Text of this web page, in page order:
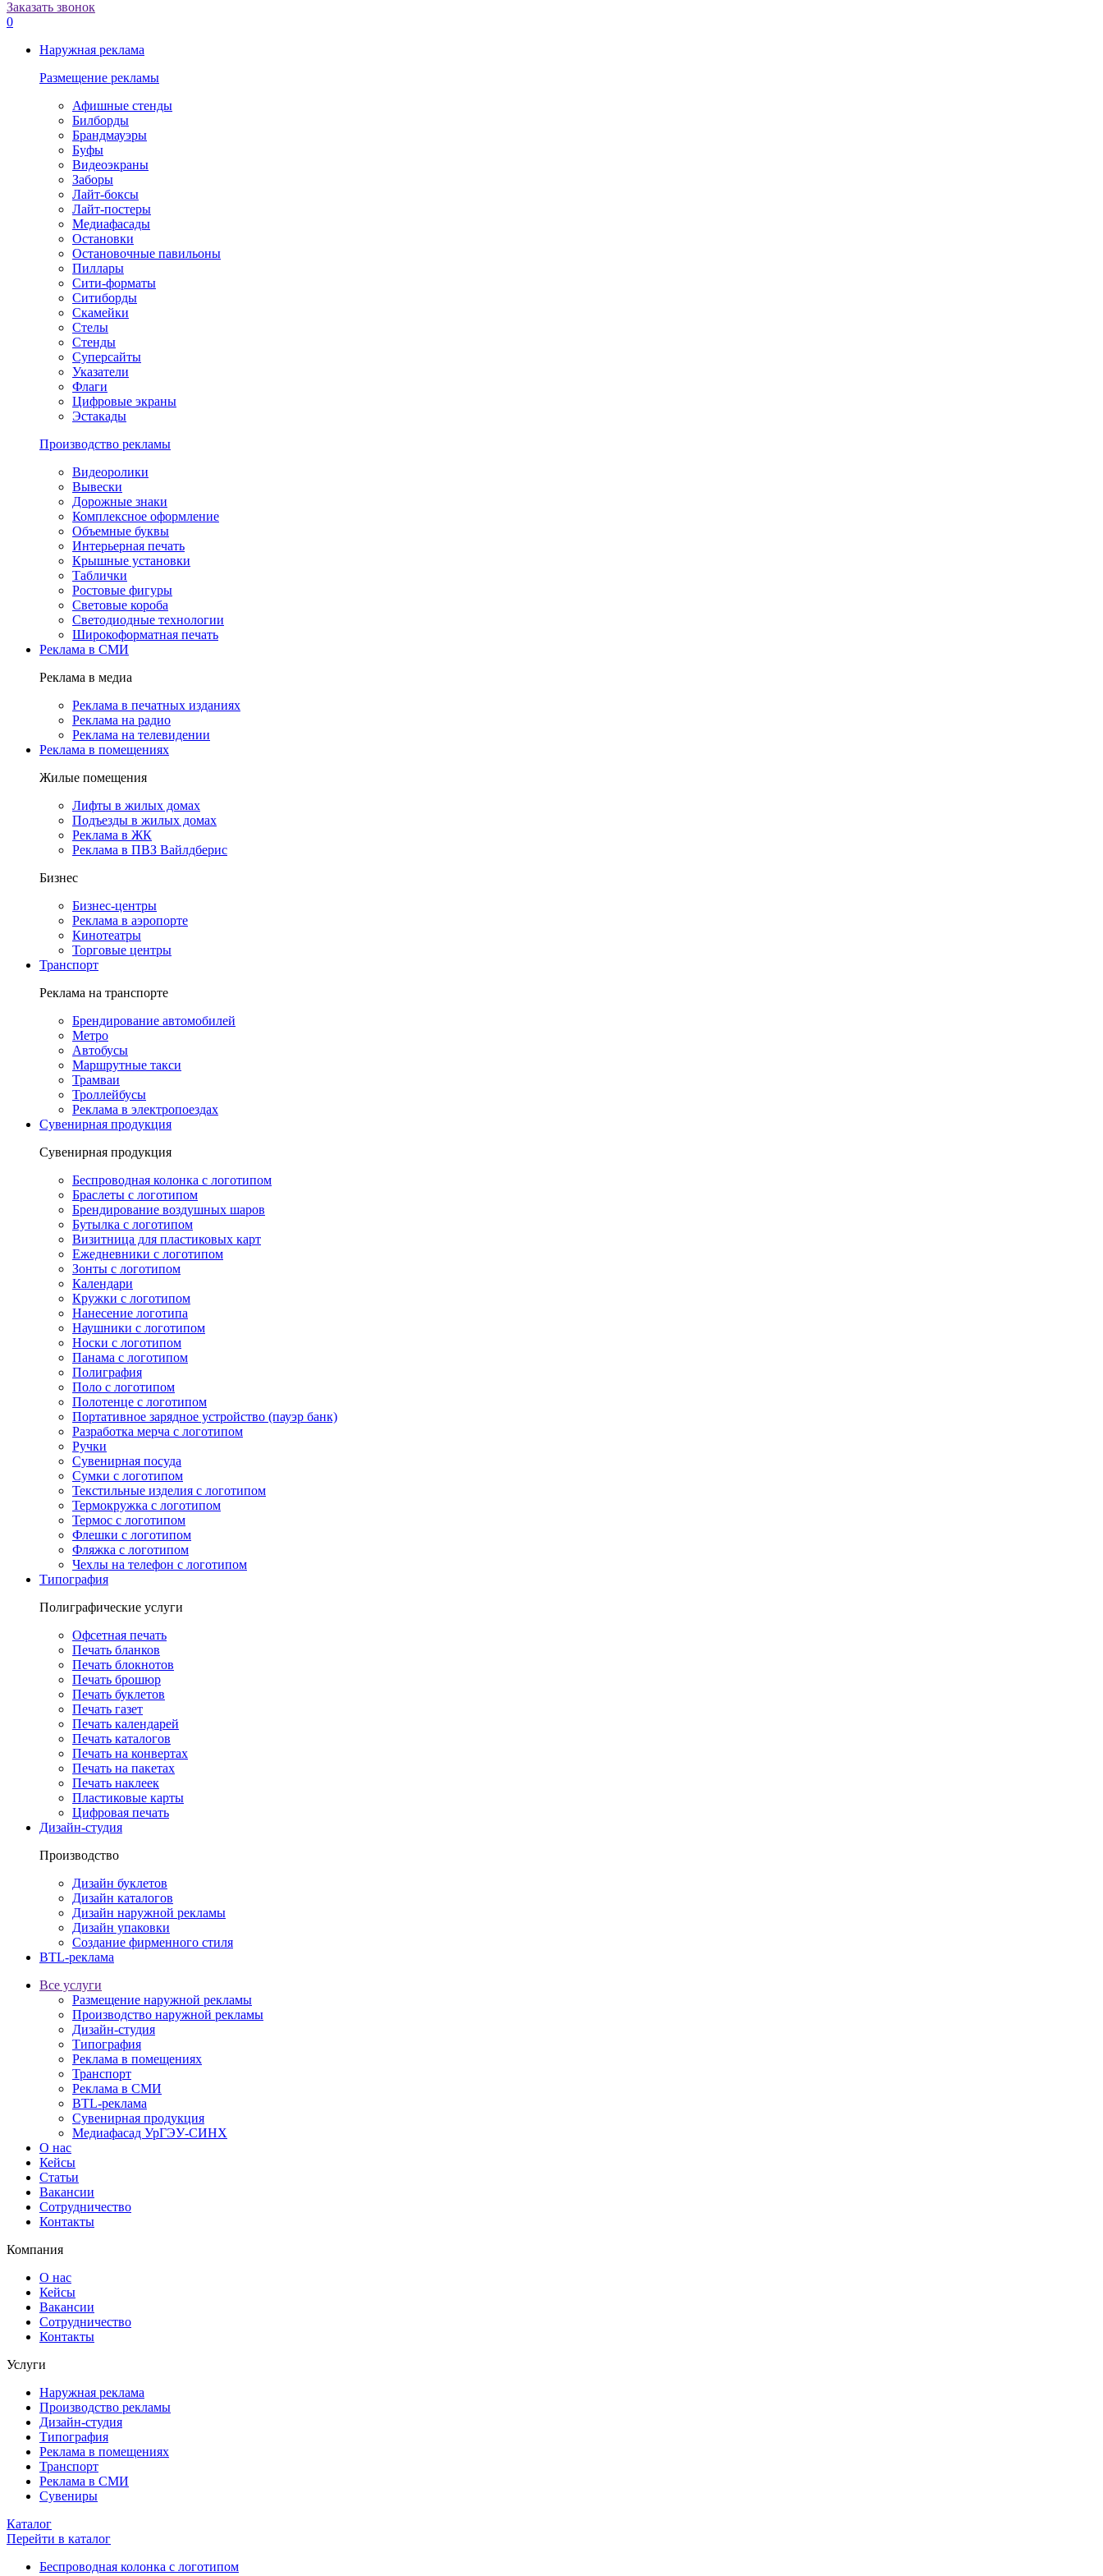
Заказать звонок
0
Наружная реклама
Размещение рекламы
Афишные стенды
Билборды
Брандмауэры
Буфы
Видеоэкраны
Заборы
Лайт-боксы
Лайт-постеры
Медиафасады
Остановки
Остановочные павильоны
Пиллары
Сити-форматы
Ситиборды
Скамейки
Стелы
Стенды
Суперсайты
Указатели
Флаги
Цифровые экраны
Эстакады
Производство рекламы
Видеоролики
Вывески
Дорожные знаки
Комплексное оформление
Объемные буквы
Интерьерная печать
Крышные установки
Таблички
Ростовые фигуры
Световые короба
Светодиодные технологии
Широкоформатная печать
Реклама в СМИ
Реклама в медиа
Реклама в печатных изданиях
Реклама на радио
Реклама на телевидении
Реклама в помещениях
Жилые помещения
Лифты в жилых домах
Подъезды в жилых домах
Реклама в ЖК
Реклама в ПВЗ Вайлдберис
Бизнес
Бизнес-центры
Реклама в аэропорте
Кинотеатры
Торговые центры
Транспорт
Реклама на транспорте
Брендирование автомобилей
Метро
Автобусы
Маршрутные такси
Трамваи
Троллейбусы
Реклама в электропоездах
Сувенирная продукция
Сувенирная продукция
Беспроводная колонка с логотипом
Браслеты с логотипом
Брендирование воздушных шаров
Бутылка с логотипом
Визитница для пластиковых карт
Ежедневники с логотипом
Зонты с логотипом
Календари
Кружки с логотипом
Нанесение логотипа
Наушники с логотипом
Носки с логотипом
Панама с логотипом
Полиграфия
Поло с логотипом
Полотенце с логотипом
Портативное зарядное устройство (пауэр банк)
Разработка мерча с логотипом
Ручки
Сувенирная посуда
Сумки с логотипом
Текстильные изделия с логотипом
Термокружка с логотипом
Термос с логотипом
Флешки с логотипом
Фляжка с логотипом
Чехлы на телефон с логотипом
Типография
Полиграфические услуги
Офсетная печать
Печать бланков
Печать блокнотов
Печать брошюр
Печать буклетов
Печать газет
Печать календарей
Печать каталогов
Печать на конвертах
Печать на пакетах
Печать наклеек
Пластиковые карты
Цифровая печать
Дизайн-студия
Производство
Дизайн буклетов
Дизайн каталогов
Дизайн наружной рекламы
Дизайн упаковки
Создание фирменного стиля
BTL-реклама
Все услуги
Размещение наружной рекламы
Производство наружной рекламы
Дизайн-студия
Типография
Реклама в помещениях
Транспорт
Реклама в СМИ
BTL-реклама
Сувенирная продукция
Медиафасад УрГЭУ-СИНХ
О нас
Кейсы
Статьи
Вакансии
Сотрудничество
Контакты
Компания
О нас
Кейсы
Вакансии
Сотрудничество
Контакты
Услуги
Наружная реклама
Производство рекламы
Дизайн-студия
Типография
Реклама в помещениях
Транспорт
Реклама в СМИ
Сувениры
Каталог
Перейти в каталог
Беспроводная колонка с логотипом